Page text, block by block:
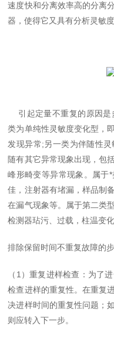
速度快和分离效率高的分离
器，使得它又具有分析灵敏
引起定量不重复的原因是
类为单纯性灵敏度变化型，
发现异常;另一类为伴随性
随有其它异常现象出现，包
峰形畸变等异常现象。属于
佳，注射器有堵漏，样品制
在漏气现象等。属于第二类
检测器玷污、过载，柱温变
排除保留时间不重复故障的
（1）重复进样检查：为了
检查进样的重复性。在重复
决进样时间的重复性问题；
则应转入下一步。